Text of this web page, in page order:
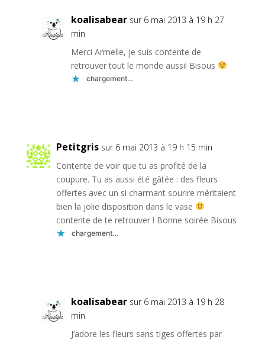
koalisabear sur 6 mai 2013 à 19 h 27
min
Merci Armelle, je suis contente de
retrouver tout le monde aussi! Bisous
chargement…
Petitgris sur 6 mai 2013 à 19 h 15 min
Contente de voir que tu as profité de la
coupure. Tu as aussi été gâtée : des fleurs
offertes avec un si charmant sourire méritaient
bien la jolie disposition dans le vase
contente de te retrouver ! Bonne soirée Bisous
chargement…
koalisabear sur 6 mai 2013 à 19 h 28
min
J’adore les fleurs sans tiges offertes par